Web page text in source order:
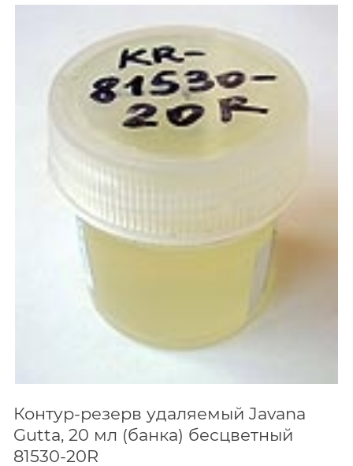
Контур-резерв удаляемый Javana
Gutta, 20 мл (банка) бесцветный
81530-20R